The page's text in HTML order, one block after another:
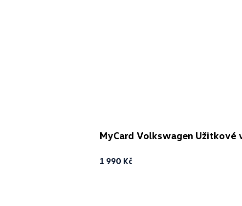
MyCard Volkswagen Užitkové
1 990 Kč